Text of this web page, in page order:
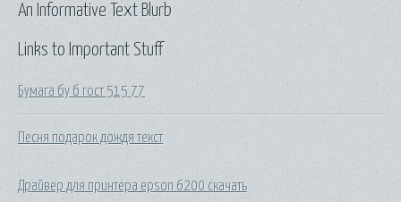
Links to Important Stuff
Бумага бу б гост 515 77
Песня подарок дождя текст
Драйвер для принтера epson 6200 скачать
An Informative Text Blurb